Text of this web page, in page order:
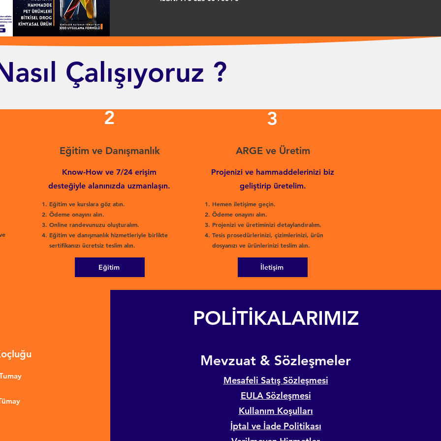
Çalışıyoruz ?
2
Eğitim ve Danışmanlık
Know-How ve 7/24 erişim
desteğiyle alanınızda uzmanlaşın.
Eğitim ve kurslara göz atın.
Ödeme onayını alın.
Online randevunuzu oluşturalım.
Eğitim ve danışmanlık hizmetleriyle birlikte
sertifikanızı ücretsiz teslim alın.
Eğitim
3
ARGE ve Üretim
Hemen iletişime geçin.
Ödeme onayını alın.
Projenizi ve üretiminizi detaylandıralım.
Tesis prosedürlerinizi, çizimlerinizi, ürün
dosyanızı ve ürünlerinizi teslim alın.
Projenizi ve hammaddelerinizi biz
geliştirip üretelim.
İletişim
POLİTİKALARIMIZ
​Mevzuat & Sözleşmeler
Mesafeli Satış Sözleşmesi
EULA Sözleşmesi
Kullanım Koşulları
İptal ve İade Politikası